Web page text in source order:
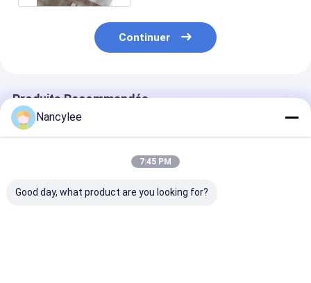
Continuer
Produits Recommandés
Nancylee
7:45 PM
Good day, what product are you looking for?